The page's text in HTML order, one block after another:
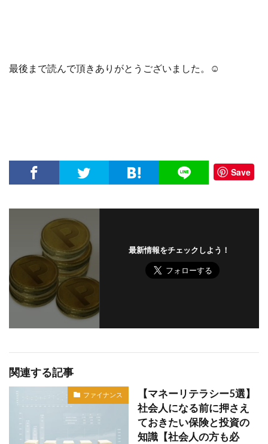
最後まで読んで頂きありがとうございました。☺︎
Save
最新情報をチェックしよう！
関連する記事
ファイナンス
【マネーリテラシー5選】
社会人になる前に押さえ
ておきたい保険と投資の
知識【社会人の方も必